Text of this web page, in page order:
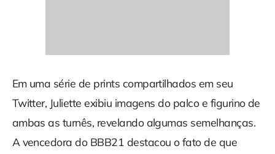
Em uma série de prints compartilhados em seu
Twitter, Juliette exibiu imagens do palco e figurino de
ambas as turnês, revelando algumas semelhanças.
A vencedora do BBB21 destacou o fato de que